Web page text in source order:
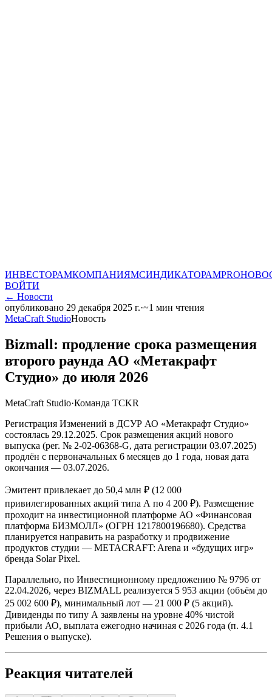
ИНВЕСТОРАМКОМПАНИЯМСИНДИКАТОРАМPRO
ВОЙТИ
← Новости
опубликовано 29 декабря 2025 г.·~1 мин чтения
MetaCraft StudioНовость
Bizmall: продление срока размещения
второго раунда AO «Метакрафт
Студио» до июля 2026
MetaCraft Studio·Команда TCKR
Регистрация Изменений в ДСУР АО «Метакрафт Студио»
состоялась 29.12.2025. Срок размещения акций нового
выпуска (рег. № 2-02-06368-G, дата регистрации 03.07.2025)
продлён с первоначальных 6 месяцев до 1 года, новая дата
окончания — 03.07.2026.
Эмитент привлекает до 50,4 млн ₽ (12 000
привилегированных акций типа А по 4 200 ₽). Размещение
проходит на инвестиционной платформе АО «Финансовая
платформа БИЗМОЛЛ» (ОГРН 1217800196680). Средства
планируется направить на разработку и продвижение
продуктов студии — METACRAFT: Arena и «будущих игр»
бренда Solar Pixel.
Параллельно, по Инвестиционному предложению № 9796 от
22.04.2026, через BIZMALL реализуется 5 953 акции (объём до
25 002 600 ₽), минимальный лот — 21 000 ₽ (5 акций).
Дивиденды по типу А заявлены на уровне 40% чистой
прибыли АО, выплата ежегодно начиная с 2026 года (п. 4.1
Решения о выпуске).
Реакция читателей